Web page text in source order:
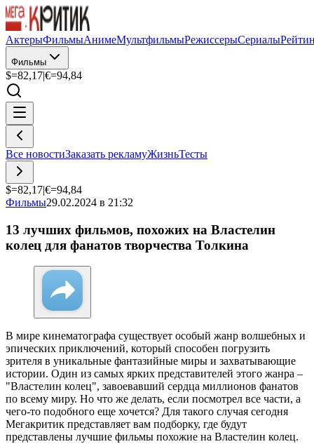
АктерыФильмыАнимеМультфильмыРежиссерыСериалы
Фильмы
$=82,17|€=94,84
Все новостиЗаказать рекламуЖизньТесты
$=82,17|€=94,84
Фильмы29.02.2024 в 21:32
13 лучших фильмов, похожих на Властелин
колец для фанатов творчества Толкина
В мире кинематографа существует особый жанр волшебных и
эпических приключений, который способен погрузить
зрителя в уникальные фантазийные миры и захватывающие
истории. Один из самых ярких представителей этого жанра –
"Властелин колец", завоевавший сердца миллионов фанатов
по всему миру. Но что же делать, если посмотрел все части, а
чего-то подобного еще хочется? Для такого случая сегодня
Мегакритик представляет вам подборку, где будут
представлены лучшие фильмы похожие на Властелин колец.